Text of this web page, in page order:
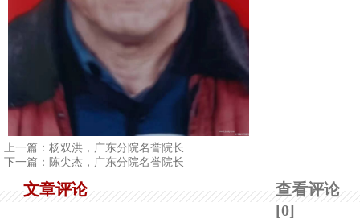
上一篇： 杨双洪，广东分院名誉院长
下一篇： 陈尖杰，广东分院名誉院长
查看评论
[0]
文章评论